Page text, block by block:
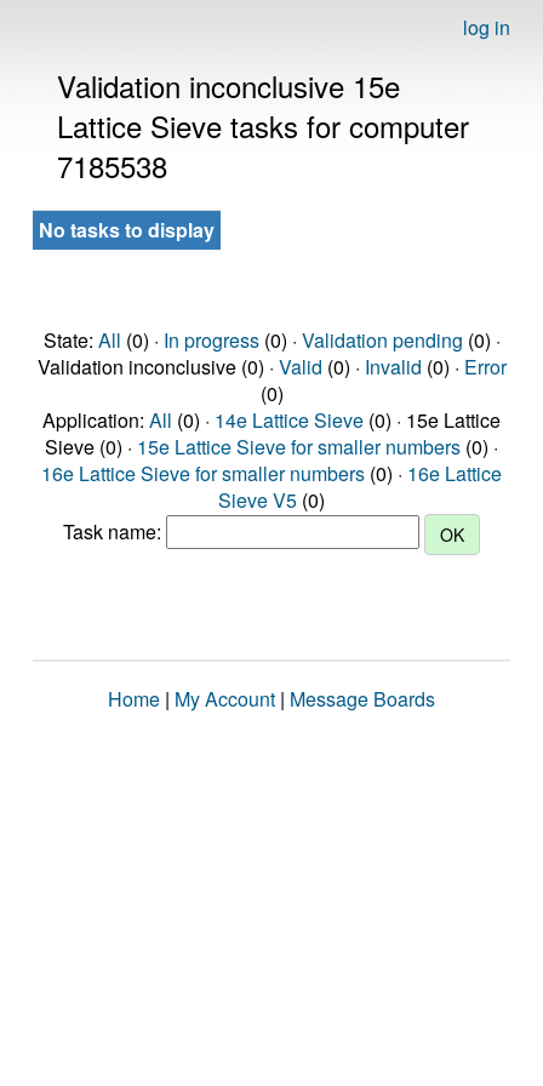
log in
Validation inconclusive 15e
Lattice Sieve tasks for computer
7185538
No tasks to display
State: All (0) · In progress(0) · Validation pending (0) ·
Validation inconclusive (0) · Valid (0) · Invalid (0) · Error
(0)
Application: All (0) · 14e Lattice Sieve (0) · 15e Lattice
Sieve (0) · 15e Lattice Sieve for smaller numbers (0) ·
16e Lattice Sieve for smaller numbers (0) · 16e Lattice
Sieve V5 (0)
Task name:
Home | My Account | Message Boards